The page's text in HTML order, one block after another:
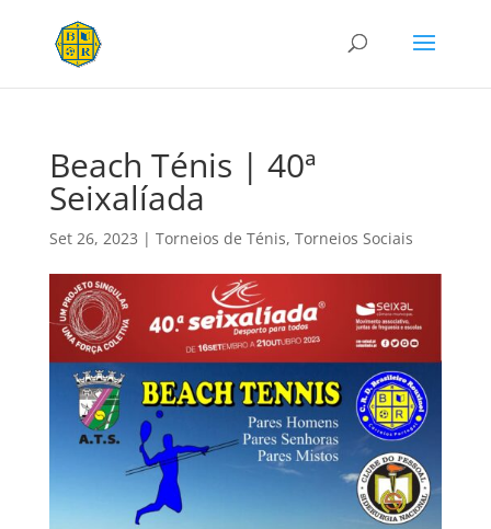
Beach Ténis | 40ª
Seixalíada
Set 26, 2023 | Torneios de Ténis, Torneios Sociais